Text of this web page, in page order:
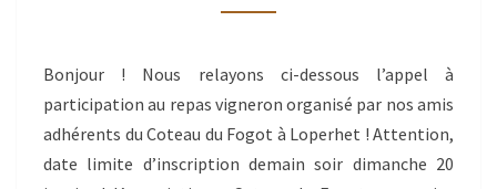
VIGNERON
27
JANVIER
!
Bonjour ! Nous relayons ci-dessous l’appel à
participation au repas vigneron organisé par nos amis
adhérents du Coteau du Fogot à Loperhet ! Attention,
date limite d’inscription demain soir dimanche 20